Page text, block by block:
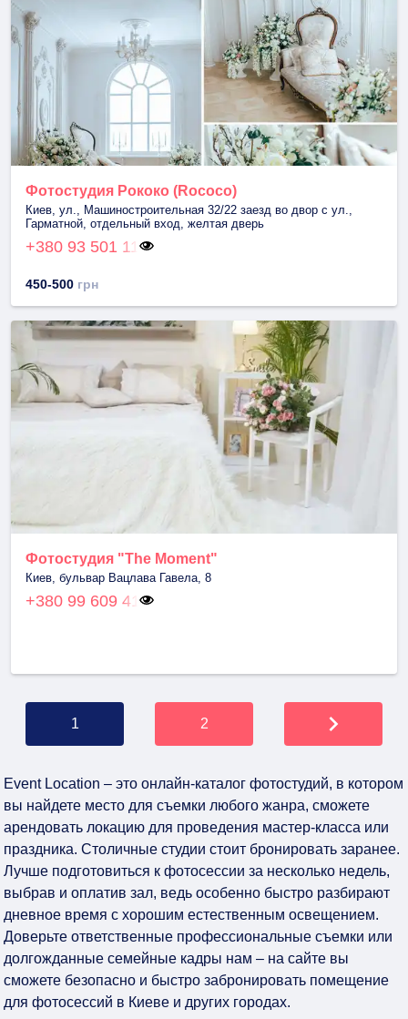
Фотостудия Рококо (Rococo)
Киев, ул., Машиностроительная 32/22 заезд во двор с ул.,
Гарматной, отдельный вход, желтая дверь
+380 93 501 11
450-500 грн
Фотостудия "The Moment"
Киев, бульвар Вацлава Гавела, 8
+380 99 609 41
1 2
Event Location – это онлайн-каталог фотостудий, в котором
вы найдете место для съемки любого жанра, сможете
арендовать локацию для проведения мастер-класса или
праздника. Столичные студии стоит бронировать заранее.
Лучше подготовиться к фотосессии за несколько недель,
выбрав и оплатив зал, ведь особенно быстро разбирают
дневное время с хорошим естественным освещением.
Доверьте ответственные профессиональные съемки или
долгожданные семейные кадры нам – на сайте вы
сможете безопасно и быстро забронировать помещение
для фотосессий в Киеве и других городах.